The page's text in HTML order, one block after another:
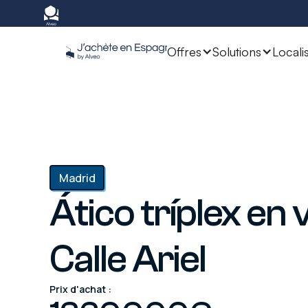
Offres Solutions
Madrid
Ático tríplex en
Calle Ariel
Prix d'achat :